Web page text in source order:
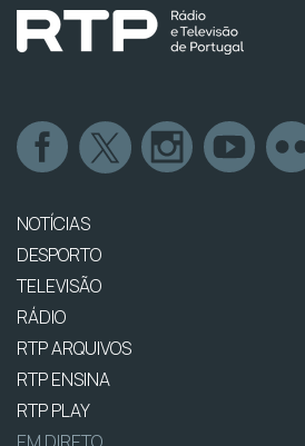
NOTÍCIAS
DESPORTO
TELEVISÃO
RÁDIO
RTP ARQUIVOS
RTP ENSINA
RTP PLAY